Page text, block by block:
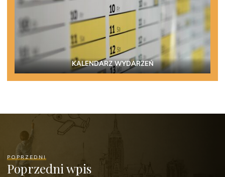
KALENDARZ WYDARZEŃ
POPRZEDNI
Poprzedni wpis